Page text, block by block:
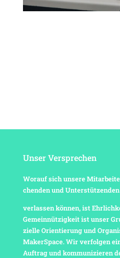
Unser Verspre­chen
Worauf sich unsere
chenden und
verlassen können, ist
Gemein­nüt­zig­keit ist unser
zi­elle Orien­tie­rung und
Maker­Space. Wir verfolgen
Auftrag und kommu­ni­zieren